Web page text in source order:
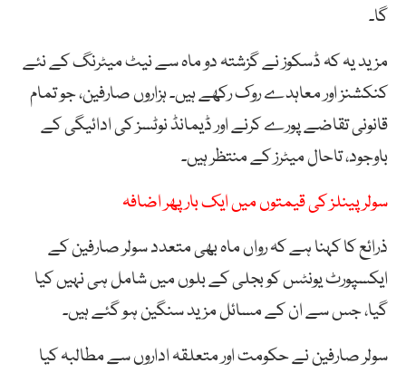
گا۔
مزید یہ کہ ڈسکوز نے گزشتہ دو ماہ سے نیٹ میٹرنگ کے نئے
کنکشنز اور معاہدے روک رکھے ہیں۔ ہزاروں صارفین، جو تمام
قانونی تقاضے پورے کرنے اور ڈیمانڈ نوٹسز کی ادائیگی کے
باوجود، تاحال میٹرز کے منتظر ہیں۔
سولر پینلز کی قیمتوں میں ایک بار پھر اضافہ
ذرائع کا کہنا ہے کہ رواں ماہ بھی متعدد سولر صارفین کے
ایکسپورٹ یونٹس کو بجلی کے بلوں میں شامل ہی نہیں کیا
گیا، جس سے ان کے مسائل مزید سنگین ہو گئے ہیں۔
سولر صارفین نے حکومت اور متعلقہ اداروں سے مطالبہ کیا